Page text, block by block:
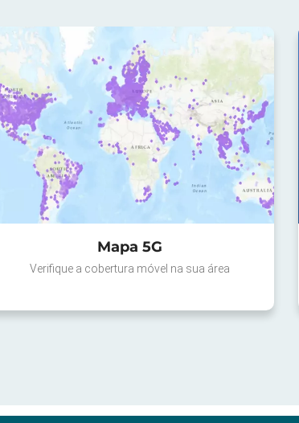
Mapa 5G
Verifique a cobertura móvel na sua área